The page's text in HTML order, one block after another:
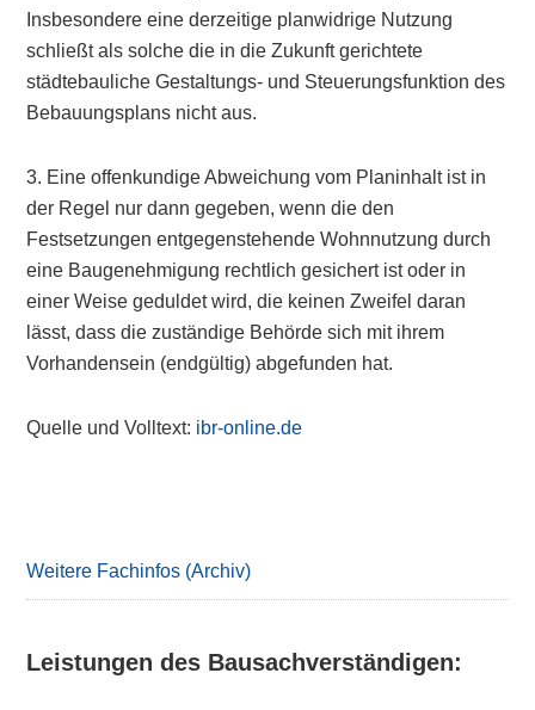
Insbesondere eine derzeitige planwidrige Nutzung
schließt als solche die in die Zukunft gerichtete
städtebauliche Gestaltungs- und Steuerungsfunktion des
Bebauungsplans nicht aus.
3. Eine offenkundige Abweichung vom Planinhalt ist in
der Regel nur dann gegeben, wenn die den
Festsetzungen entgegenstehende Wohnnutzung durch
eine Baugenehmigung rechtlich gesichert ist oder in
einer Weise geduldet wird, die keinen Zweifel daran
lässt, dass die zuständige Behörde sich mit ihrem
Vorhandensein (endgültig) abgefunden hat.
Quelle und Volltext: ibr-online.de
Weitere Fachinfos (Archiv)
Leistungen des Bausachverständigen: